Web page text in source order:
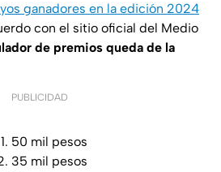
ganadores en la edición 2024
con el sitio oficial del Medio
de premios queda de la
PUBLICIDAD
50 mil pesos
35 mil pesos